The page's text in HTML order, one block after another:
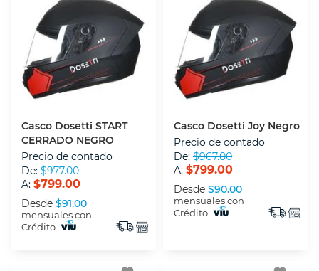
Casco Dosetti START
CERRADO NEGRO
Precio de contado
De: $977.00
A: $799.00
Desde $91.00
mensuales con
Crédito
Casco Dosetti Joy Negro
Precio de contado
De: $967.00
A: $799.00
Desde $90.00
mensuales con
Crédito